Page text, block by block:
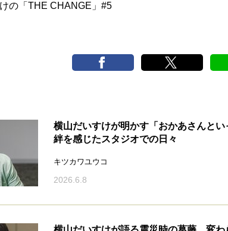
の「THE CHANGE」#5
横山だいすけが明かす「おかあさんと
絆を感じたスタジオでの日々
キツカワユウコ
2026.6.8